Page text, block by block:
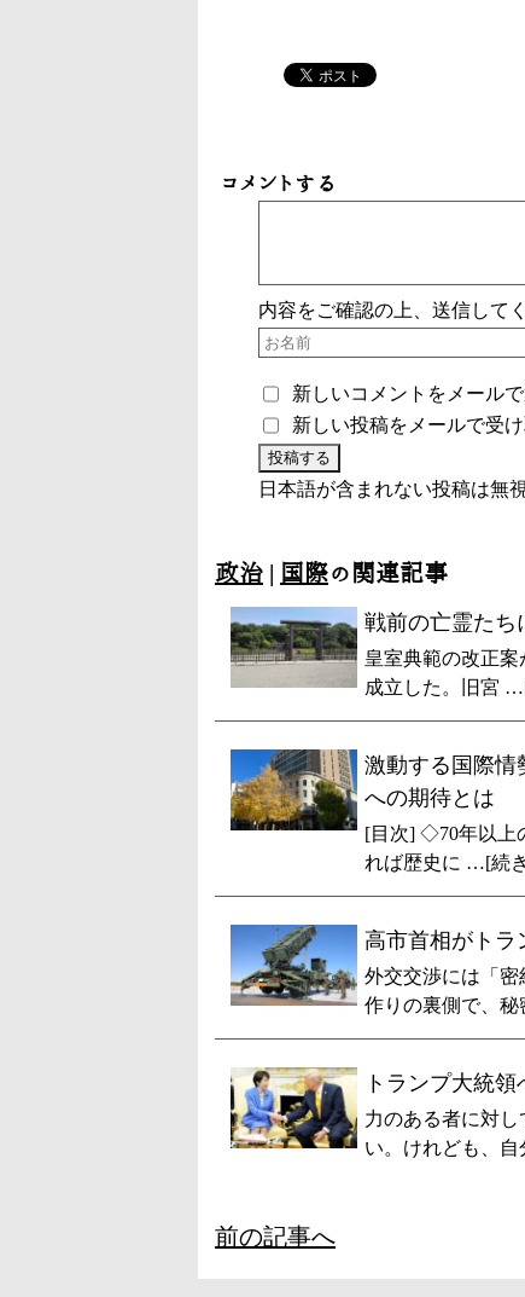
コメントする
内容をご確認の上、送信して
新しいコメントをメール
新しい投稿をメールで受
日本語が含まれない投稿は無
政治| 国際の関連記事
戦前の亡霊たち
皇室典範の改正案
成立した。旧宮
激動する国際情
への期待とは
[目次] ◇70年以上
れば歴史に …[続
高市首相がトラ
外交交渉には「
作りの裏側で、
トランプ大統
力のある者に対
い。けれども、
前の記事へ